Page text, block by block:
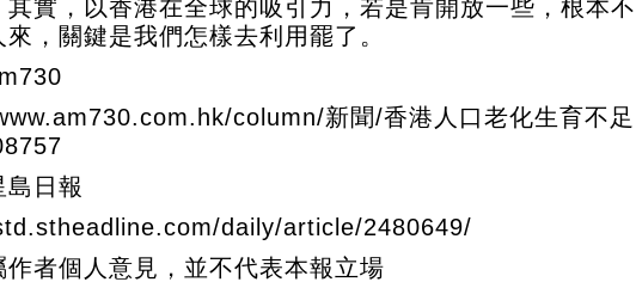
其實，以香港在全球的吸引力，若是肯開放一些，根本不
，關鍵是我們怎樣去利用罷了。
column/新聞/香港人口老化生育不足
島日報
daily/article/2480649/
作者個人意見，並不代表本報立場